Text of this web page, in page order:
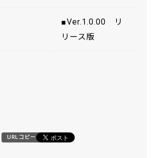
■Ver.1.0.00 リ
リース版
URLコピー